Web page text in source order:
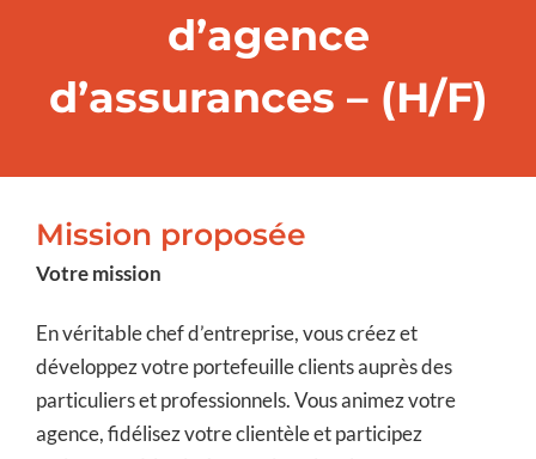
d’agence
d’assurances – (H/F)
Mission proposée
Votre mission
En véritable chef d’entreprise, vous créez et
développez votre portefeuille clients auprès des
particuliers et professionnels. Vous animez votre
agence, fidélisez votre clientèle et participez